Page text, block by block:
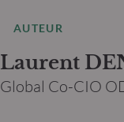
AUTEUR
Laurent
Global Co-CIO